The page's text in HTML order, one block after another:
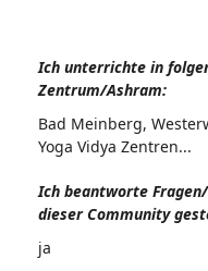
Ich unterrichte in
Zentrum/Ashram:
Bad Meinberg,
Yoga Vidya Zentren...
Ich beantworte
dieser Community
ja